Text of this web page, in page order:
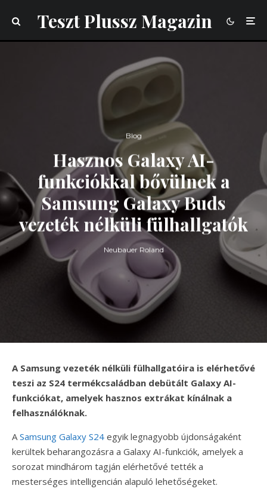
Teszt Plussz Magazin
Blog
Hasznos Galaxy AI-
funkciókkal bővülnek a
Samsung Galaxy Buds
vezeték nélküli fülhallgatók
Neubauer Roland
A Samsung vezeték nélküli fülhallgatóira is elérhetővé
teszi az S24 termékcsaládban debütált Galaxy AI-
funkciókat, amelyek hasznos extrákat kínálnak a
felhasználóknak.
ASamsung Galaxy S24 egyik legnagyobb újdonságaként
kerültek beharangozásra a Galaxy AI-funkciók, amelyek a
sorozat mindhárom tagján elérhetővé tették a
mesterséges intelligencián alapuló lehetőségeket.